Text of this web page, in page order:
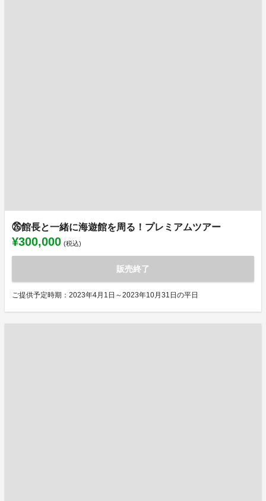
㉖館長と一緒に海遊館を周る！プレミアムツアー
¥300,000 (税込)
販売終了
ご提供予定時期：2023年4月1日～2023年10月31日の平日